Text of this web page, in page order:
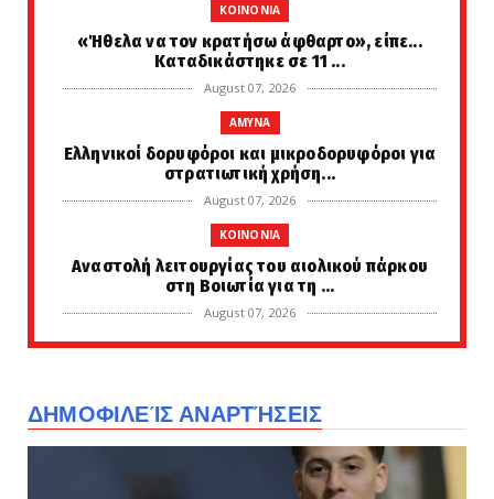
KOINONIA
«Ήθελα να τον κρατήσω άφθαρτο», είπε...
Καταδικάστηκε σε 11 ...
August 07, 2026
AMYNA
Ελληνικοί δορυφόροι και μικροδορυφόροι για
στρατιωτική χρήση...
August 07, 2026
KOINONIA
Αναστολή λειτουργίας του αιολικού πάρκου
στη Βοιωτία για τη ...
August 07, 2026
LATEST
August 07, 2026
Σαν σήμερα το 1933 η Αγλαΐα Κυριακού με
ΔΗΜΟΦΙΛΕΊΣ ΑΝΑΡΤΉΣΕΙΣ